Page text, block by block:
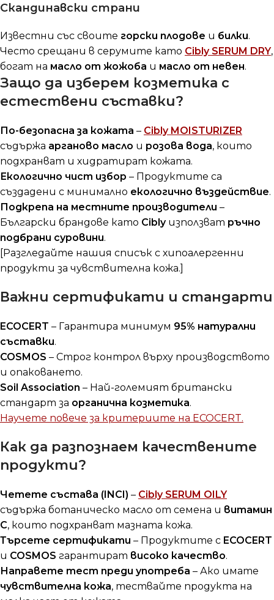
Скандинавски страни
Известни със своите горски плодове и билки.
Често срещани в серумите като Cibly SERUM DRY,
богат на масло от жожоба и масло от невен.
Защо да изберем козметика с
естествени съставки?
По-безопасна за кожата – Cibly MOISTURIZER
съдържа арганово масло и розова вода, които
подхранват и хидратират кожата.
Екологично чист избор – Продуктите са
създадени с минимално екологично въздействие.
Подкрепа на местните производители –
Български брандове като Ciblyизползват ръчно
подбрани суровини.
[Разгледайте нашия списък с хипоалергенни
продукти за чувствителна кожа.]
Важни сертификати и стандарти
ECOCERT – Гарантира минимум 95% натурални
съставки.
COSMOS – Строг контрол върху производството
и опаковането.
Soil Association – Най-големият британски
стандарт за органична козметика.
Научете повече за критериите на ECOCERT.
Как да разпознаем качествените
продукти?
Четете състава (INCI) – Cibly SERUM OILY
съдържа ботаническо масло от семена и витамин
C, които подхранват мазната кожа.
Търсете сертификати – Продуктите с ECOCERT
и COSMOS гарантират високо качество.
Направете тест преди употреба – Ако имате
чувствителна кожа, тествайте продукта на